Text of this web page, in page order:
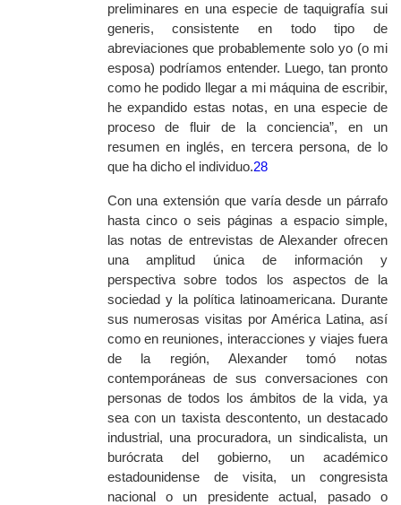
preliminares en una especie de taquigrafía sui
generis, consistente en todo tipo de
abreviaciones que probablemente solo yo (o mi
esposa) podríamos entender. Luego, tan pronto
como he podido llegar a mi máquina de escribir,
he expandido estas notas, en una especie de
proceso de fluir de la conciencia”, en un
resumen en inglés, en tercera persona, de lo
que ha dicho el individuo.28
Con una extensión que varía desde un párrafo
hasta cinco o seis páginas a espacio simple,
las notas de entrevistas de Alexander ofrecen
una amplitud única de información y
perspectiva sobre todos los aspectos de la
sociedad y la política latinoamericana. Durante
sus numerosas visitas por América Latina, así
como en reuniones, interacciones y viajes fuera
de la región, Alexander tomó notas
contemporáneas de sus conversaciones con
personas de todos los ámbitos de la vida, ya
sea con un taxista descontento, un destacado
industrial, una procuradora, un sindicalista, un
burócrata del gobierno, un académico
estadounidense de visita, un congresista
nacional o un presidente actual, pasado o